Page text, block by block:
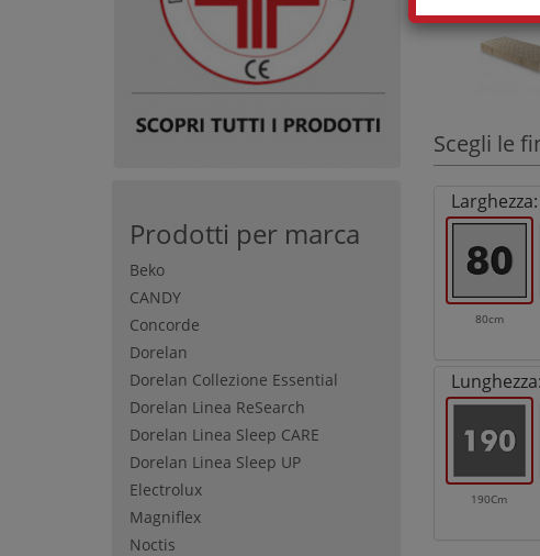
Scegli le
Larghezza:
80cm
Lunghezza:
190Cm
Prodotti per marca
Beko
CANDY
Concorde
Dorelan
Dorelan Collezione Essential
Dorelan Linea ReSearch
Dorelan Linea Sleep CARE
Dorelan Linea Sleep UP
Electrolux
Magniflex
Noctis